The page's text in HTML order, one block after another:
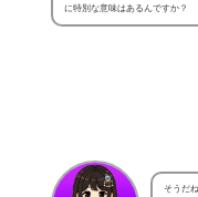
に特別な意味はあるんですか？
そうだ